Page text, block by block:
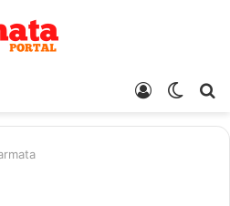
Switch
Log